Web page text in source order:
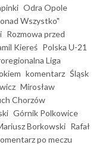
Odra Opole
Wszystko"
Rozmowa przed
Kiereś Polska U-21
Liga
komentarz Śląsk
Mirosław
Chorzów
Górnik Polkowice
Borkowski Rafał
po meczu